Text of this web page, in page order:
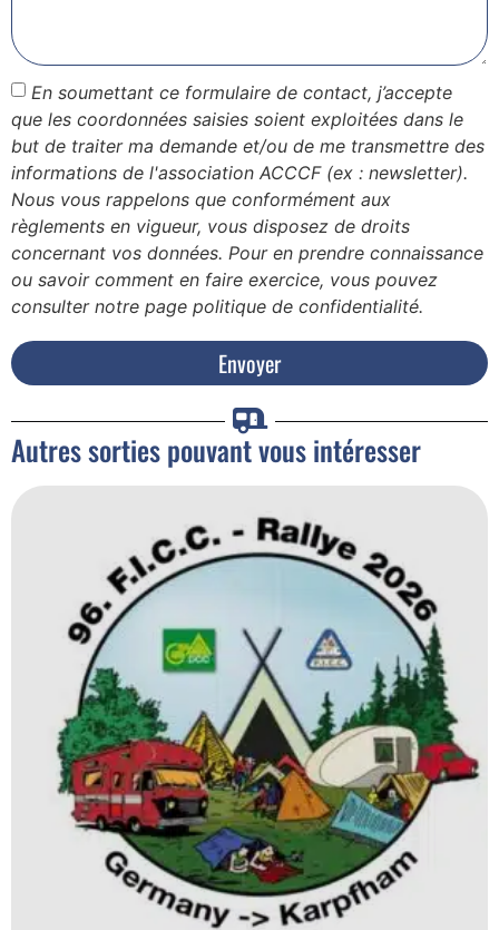
En soumettant ce formulaire de contact, j’accepte
que les coordonnées saisies soient exploitées dans le
but de traiter ma demande et/ou de me transmettre des
informations de l'association ACCCF (ex : newsletter).
Nous vous rappelons que conformément aux
règlements en vigueur, vous disposez de droits
concernant vos données. Pour en prendre connaissance
ou savoir comment en faire exercice, vous pouvez
consulter notre page politique de confidentialité.
Envoyer
Autres sorties pouvant vous intéresser